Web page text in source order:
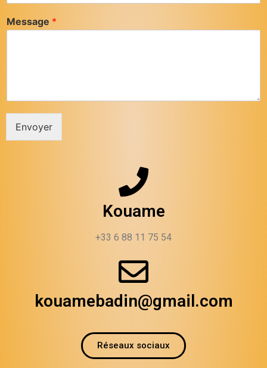
Message *
Envoyer
Kouame
+33 6 88 11 75 54
kouamebadin@gmail.com
Réseaux sociaux